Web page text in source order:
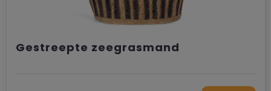
Gestreepte zeegrasmand